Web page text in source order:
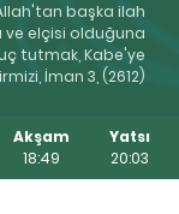
başka ilah
ve elçisi olduğuna
tutmak, Kabe'ye
İman 3, (2612)
Akşam
18:49
Yatsı
20:03